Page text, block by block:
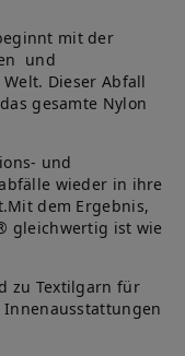
mit der
und
Dieser Abfall
gesamte Nylon
und
wieder in ihre
dem Ergebnis,
gleichwertig ist wie
zu Textilgarn für